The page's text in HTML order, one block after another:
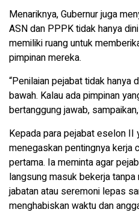
Menariknya, Gubernur juga
ASN dan PPPK tidak hanya
memiliki ruang untuk
pimpinan mereka.
“Penilaian pejabat tidak hanya
bawah. Kalau ada pimpinan
bertanggung jawab,
Kepada para pejabat eselon II
menegaskan pentingnya kerja
pertama. Ia meminta agar
langsung masuk bekerja
jabatan atau seremoni lepas
menghabiskan waktu dan